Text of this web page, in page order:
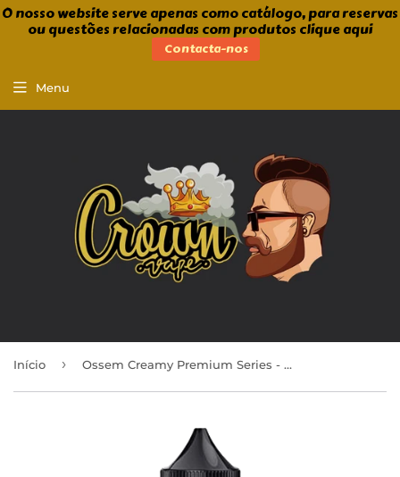
O nosso website serve apenas como catálogo, para reservas
ou questões relacionadas com produtos clique aqui
Contacta-nos
Menu
Início › Ossem Creamy Premium Series - Majestic 50ml Shortfill